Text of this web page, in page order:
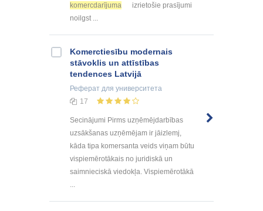
komercdarījuma
izrietošie prasījumi
noilgst ...
Komerctiesību modernais
stāvoklis un attīstības
tendences Latvijā
Реферат для университета
17
Secinājumi Pirms uzņēmējdarbības
uzsākšanas uzņēmējam ir jāizlemj,
kāda tipa komersanta veids viņam būtu
vispiemērotākais no juridiskā un
saimnieciskā viedokļa. Vispiemērotākā
...